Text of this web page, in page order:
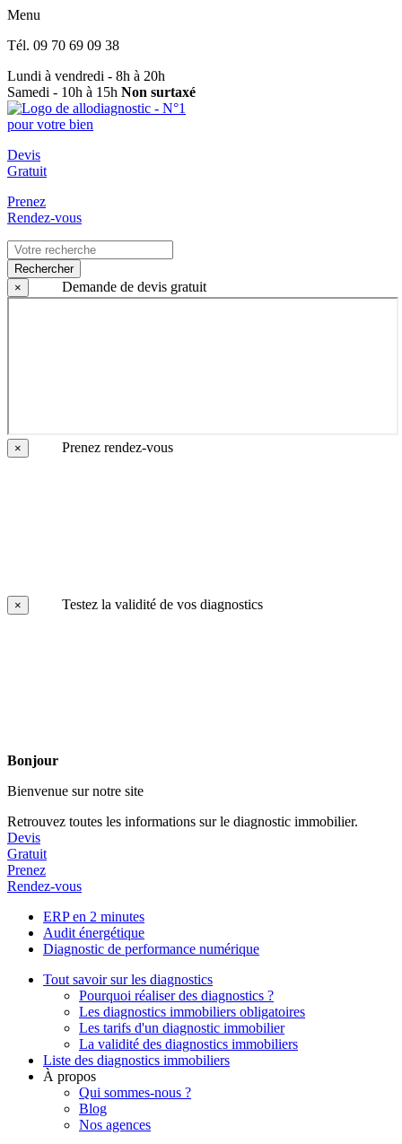
Menu
Tél. 09 70 69 09 38
Lundi à vendredi - 8h à 20h
Samedi - 10h à 15h Non surtaxé
Devis
Gratuit
Prenez
Rendez-vous
Rechercher
×
Demande de devis gratuit
× Prenez rendez-vous
× Testez la validité de vos diagnostics
Bonjour
Bienvenue sur notre site
Retrouvez toutes les informations sur le diagnostic immobilier.
Devis
Gratuit
Prenez
Rendez-vous
ERP en 2 minutes
Audit énergétique
Diagnostic de performance numérique
Tout savoir sur les diagnostics
Pourquoi réaliser des diagnostics ?
Les diagnostics immobiliers obligatoires
Les tarifs d'un diagnostic immobilier
La validité des diagnostics immobiliers
Liste des diagnostics immobiliers
À propos
Qui sommes-nous ?
Blog
Nos agences